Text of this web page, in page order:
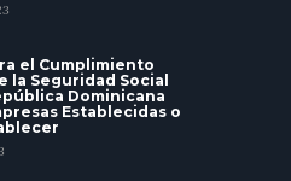
el Cumplimiento
la Seguridad Social
Dominicana
Establecidas o